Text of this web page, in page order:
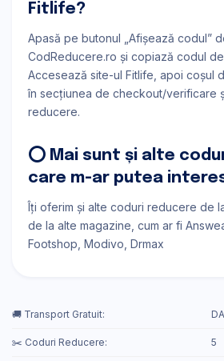
Fitlife?
Apasă pe butonul „Afișează codul”
CodReducere.ro și copiază codul
Accesează site-ul Fitlife, apoi coșul
în secțiunea de checkout/verificare
reducere.
⭕ Mai sunt și alte
care m-ar putea
Îți oferim și alte coduri reducere de
de la alte magazine, cum ar fi
Footshop Modivo Drmax
🚚 Transport Gratuit: DA
✂️ Coduri Reducere: 5